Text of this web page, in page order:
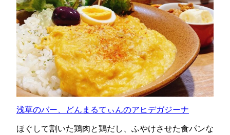
浅草のバー、どんまるてぃんのアヒデガジーナ
ほぐして割いた鶏肉と鶏だし、ふやけさせた食パンな